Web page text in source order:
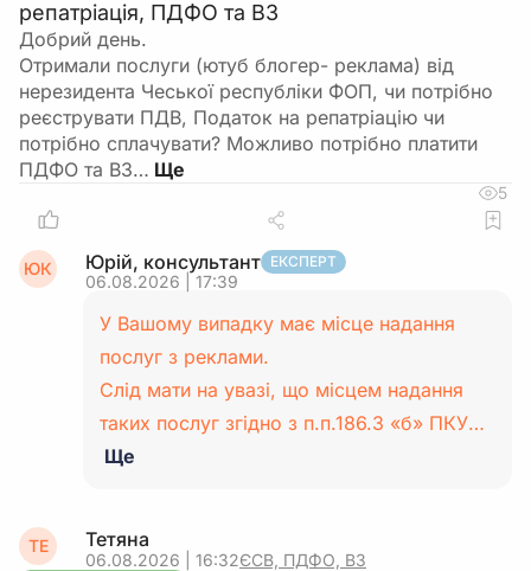
репатріація, ПДФО та ВЗ
Добрий день.
Отримали послуги (ютуб блогер- реклама) від
нерезидента Чеської республіки ФОП, чи потрібно
реєструвати ПДВ, Податок на репатріацію чи
потрібно сплачувати? Можливо потрібно платити
ПДФО та ВЗ…
5
ЮК Юрій, консультант ЕКСПЕРТ
06.08.2026 | 17:39
У Вашому випадку має місце надання
послуг з реклами.
Слід мати на увазі, що місцем надання
таких послуг згідно з п.п.186.3 «б» ПКУ…
Ще
ТЕ Тетяна
06.08.2026 | 16:32ЄСВ, ПДФО, ВЗ